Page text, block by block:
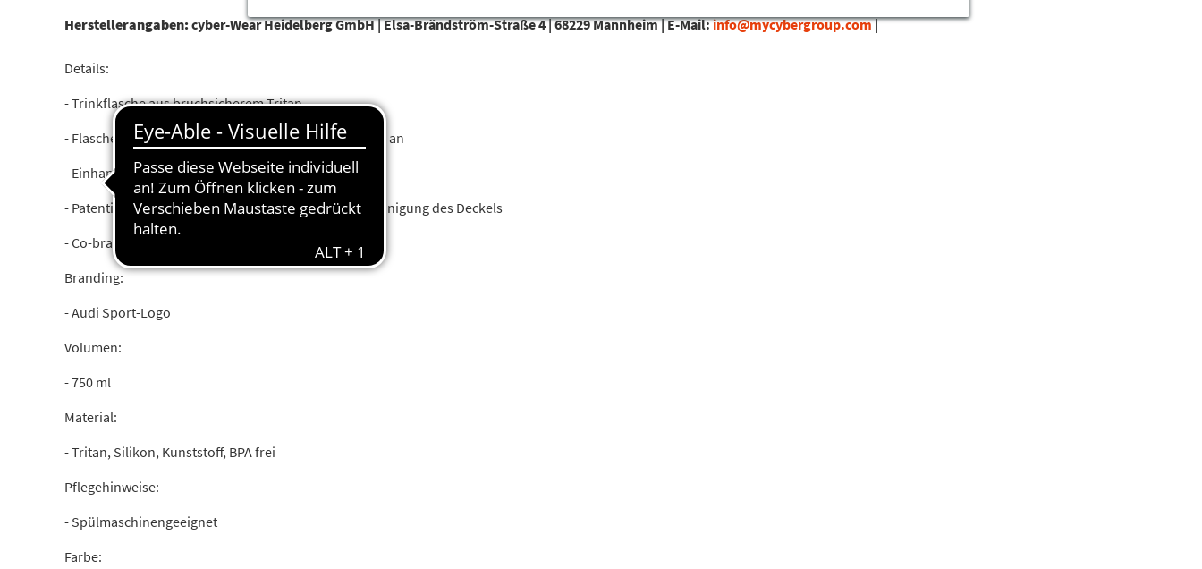
Herstellerangaben: cyber-Wear Heidelberg GmbH |Elsa-Brändström-Straße 4 |68229 Mannheim |E-Mail:info@mycybergroup.com|
Details:
- Trinkflasche aus bruchsicherem Tritan
- Flasche verfärbt sich nicht und nimmt keine Gerüche an
- Einhandbedienung
- Patentierte Snapclean Funktion zur hygienischen Reinigung des Deckels
- Co-branding mit Kambukka
Branding:
- Audi Sport-Logo
Volumen:
- 750 ml
Material:
- Tritan, Silikon, Kunststoff, BPA frei
Pflegehinweise:
- Spülmaschinengeeignet
Farbe: